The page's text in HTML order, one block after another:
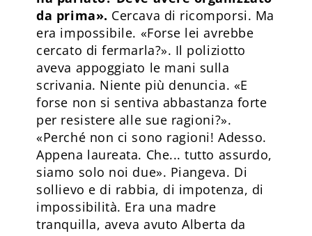
da prima». Cercava di ricomporsi. Ma
era impossibile. «Forse lei avrebbe
cercato di fermarla?». Il poliziotto
aveva appoggiato le mani sulla
scrivania. Niente più denuncia. «E
forse non si sentiva abbastanza forte
per resistere alle sue ragioni?».
«Perché non ci sono ragioni! Adesso.
Appena laureata. Che... tutto assurdo,
siamo solo noi due». Piangeva. Di
sollievo e di rabbia, di impotenza, di
impossibilità. Era una madre
tranquilla, aveva avuto Alberta da